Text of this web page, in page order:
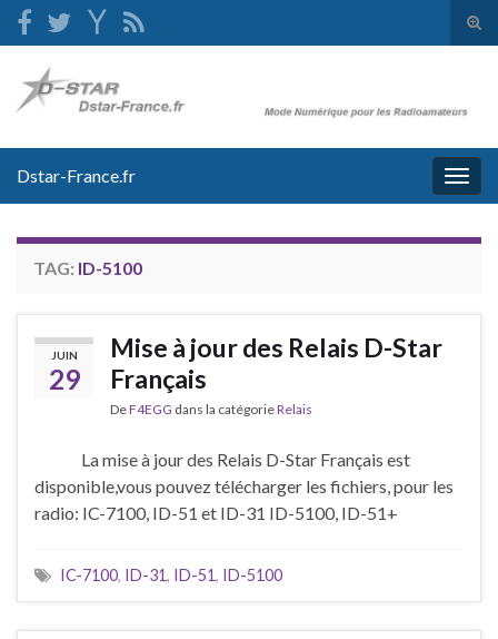
Dstar-France.fr
TAG: ID-5100
JUIN
29
Mise à jour des Relais D-Star
Français
DeF4EGG dans la catégorieRelais
La mise à jour des Relais D-Star Français est
disponible,vous pouvez télécharger les fichiers, pour les
radio: IC-7100, ID-51 et ID-31 ID-5100, ID-51+
IC-7100, ID-31, ID-51, ID-5100